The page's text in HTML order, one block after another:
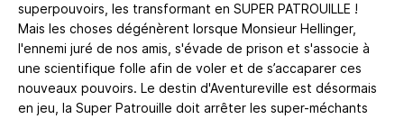
superpouvoirs, les transformant en SUPER PATROUILLE !
Mais les choses dégénèrent lorsque Monsieur Hellinger,
l'ennemi juré de nos amis, s'évade de prison et s'associe à
une scientifique folle afin de voler et de s’accaparer ces
nouveaux pouvoirs. Le destin d'Aventureville est désormais
en jeu, la Super Patrouille doit arrêter les super-méchants